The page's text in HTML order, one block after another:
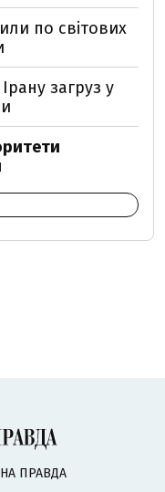
по світових
загруз у
ПРАВДА